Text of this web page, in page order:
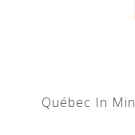
Québec In